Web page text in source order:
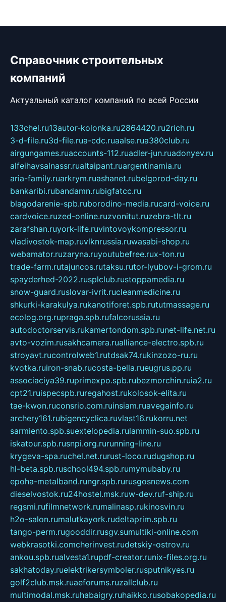
Справочник строительных
компаний
Актуальный каталог компаний по всей России
133chel.ru13autor-kolonka.ru2864420.ru2rich.ru
3-d-file.ru3d-file.rua-cdc.ruaalse.rua380club.ru
airgungames.ruaccounts-112.ruadler-jun.ruadonyev.ru
alfeihavsalnassr.rualtaipant.ruargentinamia.ru
aria-family.ruarkrym.ruashanet.rubelgorod-day.ru
bankaribi.rubandamn.rubigfatcc.ru
blagodarenie-spb.ruborodino-media.rucard-voice.ru
cardvoice.ruzed-online.ruzvonitut.ruzebra-tlt.ru
zarafshan.ruyork-life.ruvintovoykompressor.ru
vladivostok-map.ruvlknrussia.ruwasabi-shop.ru
webamator.ruzaryna.ruyoutubefree.rux-ton.ru
trade-farm.rutajuncos.rutaksu.rutor-lyubov-i-grom.ru
spayderhed-2022.rusplclub.rustoppamedia.ru
snow-guard.ruslovar-ivrit.rucleanmedicine.ru
shkurki-karakulya.rukanotiforet.spb.rututmassage.ru
ecolog.org.rupraga.spb.rufalcorussia.ru
autodoctorservis.rukamertondom.spb.runet-life.net.ru
avto-vozim.rusakhcamera.rualliance-electro.spb.ru
stroyavt.rucontrolweb1.rutdsak74.rukinzozo-ru.ru
kvotka.ruiron-snab.rucosta-bella.rueugrus.pp.ru
associaciya39.ruprimexpo.spb.rubezmorchin.ruia2.ru
cpt21.ruispecspb.ruregahost.rukolosok-elita.ru
tae-kwon.ruconsrio.com.ruinsiam.ruavegainfo.ru
archery161.rubigencyclica.ruvlast16.rukorru.net
sarmiento.spb.suextelopedia.rulammin-suo.spb.ru
iskatour.spb.rusnpi.org.rurunning-line.ru
krygeva-spa.ruchel.net.rurust-loco.rudugshop.ru
hl-beta.spb.ruschool494.spb.rumymubaby.ru
epoha-metalband.rungr.spb.rurusgosnews.com
dieselvostok.ru24hostel.msk.ruw-dev.ruf-ship.ru
regsmi.rufilmnetwork.rumalinasp.rukinosvin.ru
h2o-salon.rumalutkayork.rudeltaprim.spb.ru
tango-perm.rugooddir.rusgv.sumultiki-online.com
webkrasotki.comcherinvest.rudetskiy-ostrov.ru
ankou.spb.rualvesta1.rupdf-creator.runix-files.org.ru
sakhatoday.ruelektrikersymboler.rusputnikyes.ru
golf2club.msk.ruaeforums.ruzallclub.ru
multimodal.msk.ruhabaigry.ruhaikko.rusobakopedia.ru